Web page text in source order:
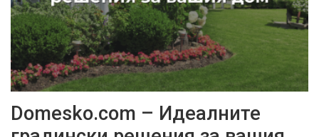
Domesko.com – Идеалните